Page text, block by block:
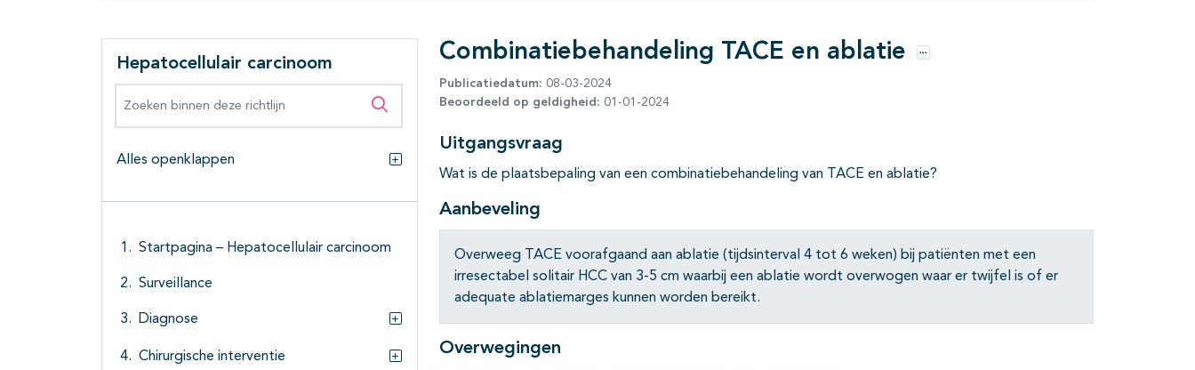
Hepatocellulair carcinoom
Zoeken binnen deze richtlijn
Alles openklappen
Alles openklappen
Startpagina – Hepatocellulair carcinoom
Surveillance
Diagnose
Subpagina's open- en dichtklappen
Chirurgische interventie
Combinatiebehandeling TACE en ablatie Opties
Publicatiedatum: 08-03-2024
Beoordeeld op geldigheid: 01-01-2024
Uitgangsvraag
Wat is de plaatsbepaling van een combinatiebehandeling van TACE en ablatie?
Aanbeveling
Overweeg TACE voorafgaand aan ablatie (tijdsinterval 4 tot 6 weken) bij patiënten met een
irresectabel solitair HCC van 3-5 cm waarbij een ablatie wordt overwogen waar er twijfel is of er
adequate ablatiemarges kunnen worden bereikt.
Overwegingen